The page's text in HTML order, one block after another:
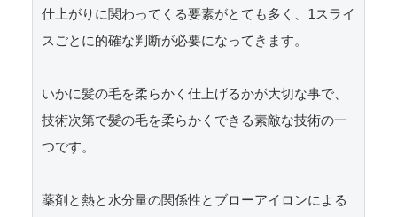
仕上がりに関わってくる要素がとても多く、1スライ
スごとに的確な判断が必要になってきます。
いかに髪の毛を柔らかく仕上げるかが大切な事で、
技術次第で髪の毛を柔らかくできる素敵な技術の一
つです。
薬剤と熱と水分量の関係性とブローアイロンによる